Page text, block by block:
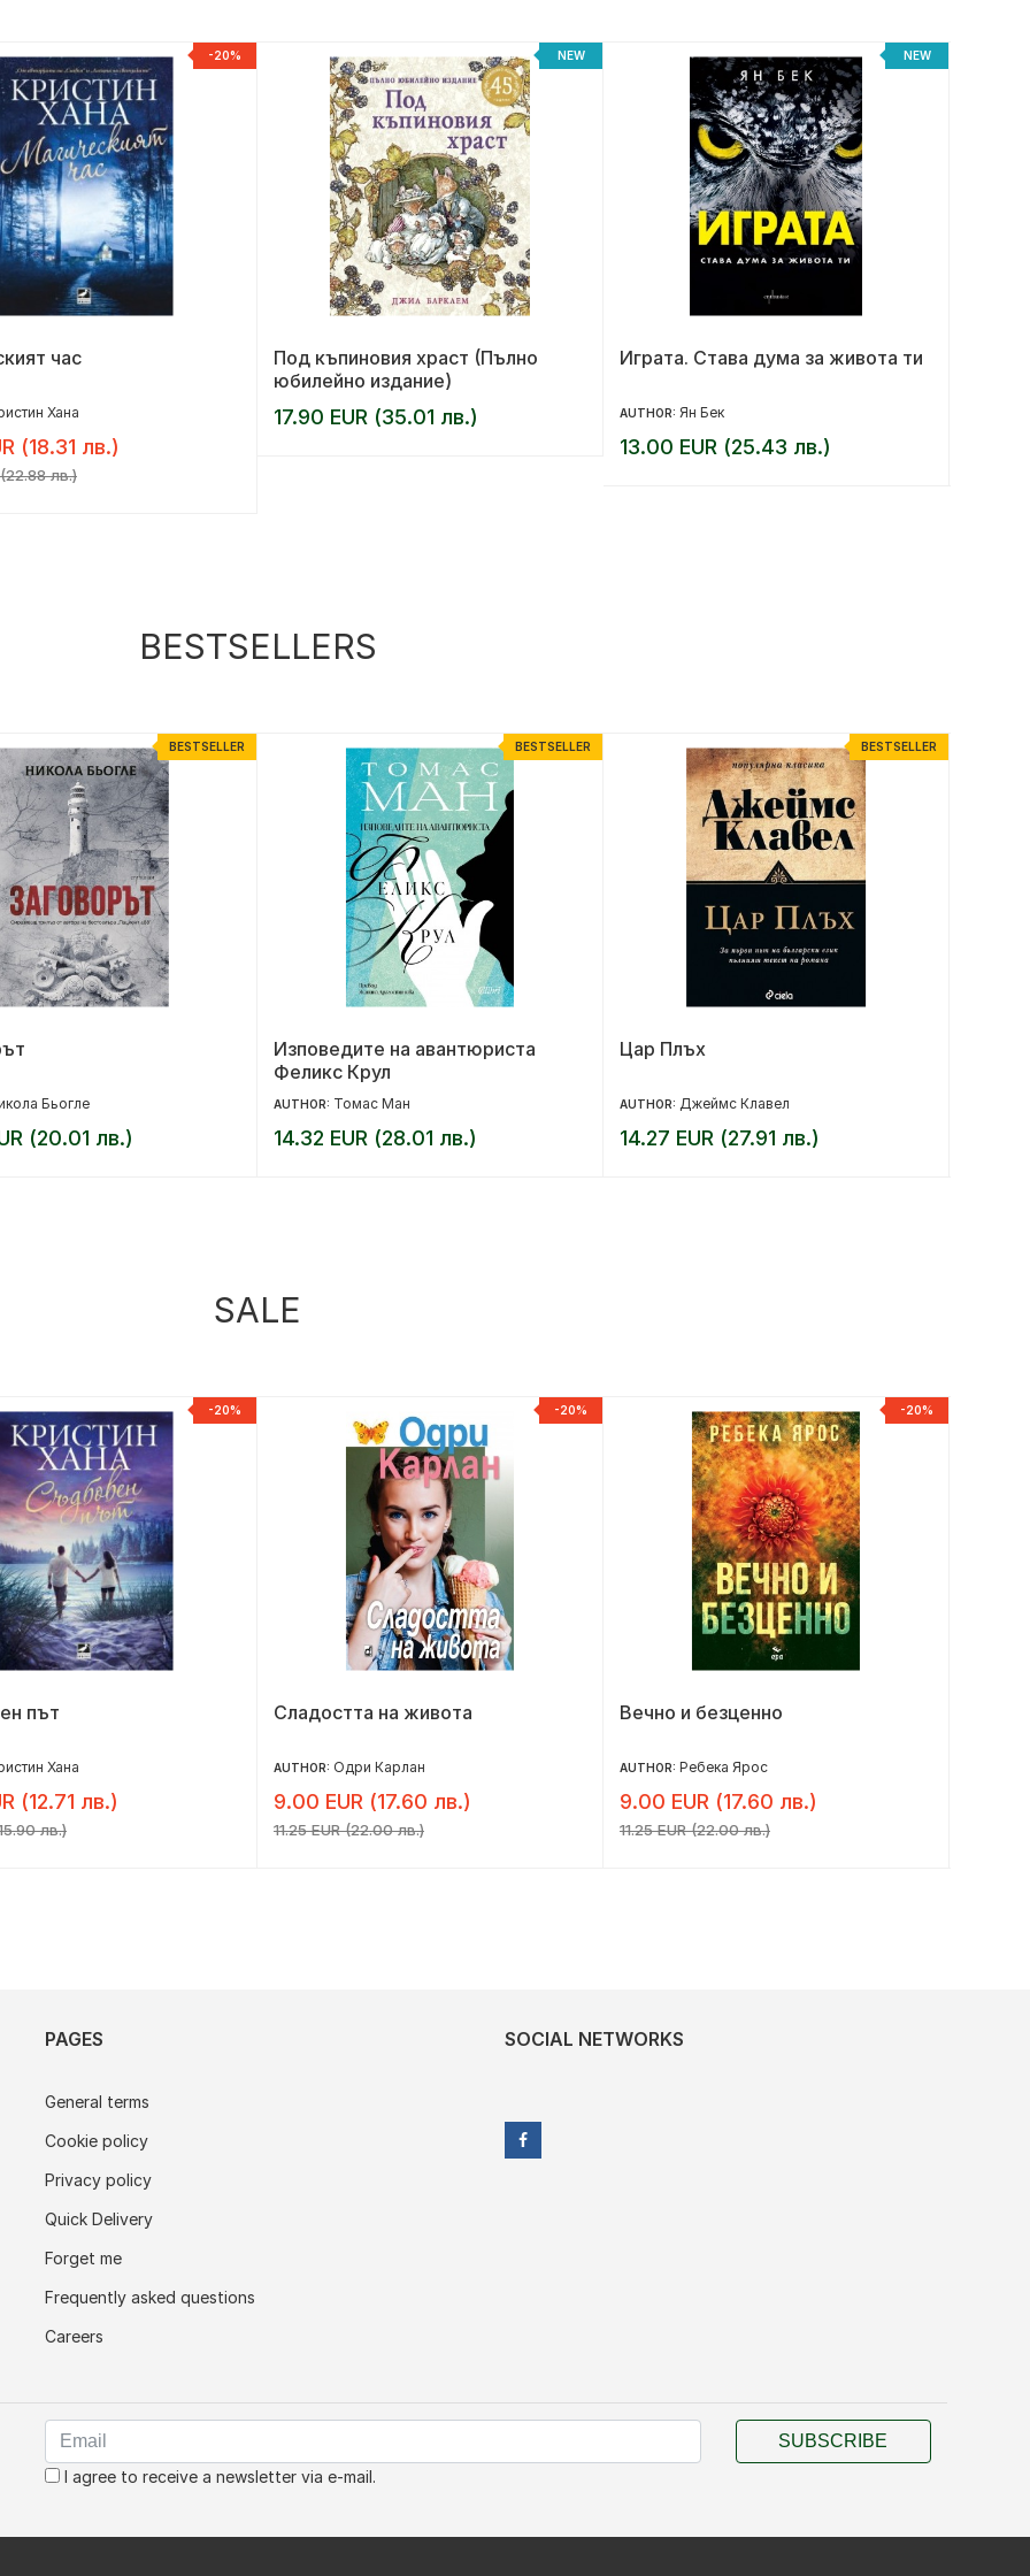
-20%
час
Хана
(18.31 лв.)
(22.88 лв.)
NEW
Под къпиновия храст (Пълно
юбилейно издание)
17.90 EUR (35.01 лв.)
NEW
Играта. Става дума за живота ти
AUTHOR: Ян Бек
13.00 EUR (25.43 лв.)
BESTSELLERS
BESTSELLER
Бьогле
(20.01 лв.)
BESTSELLER
Изповедите на авантюриста
Феликс Крул
AUTHOR: Томас Ман
14.32 EUR (28.01 лв.)
BESTSELLER
Цар Плъх
AUTHOR: Джеймс Клавел
14.27 EUR (27.91 лв.)
SALE
-20%
път
Хана
(12.71 лв.)
лв.)
-20%
Сладостта на живота
AUTHOR: Одри Карлан
9.00 EUR (17.60 лв.)
11.25 EUR (22.00 лв.)
-20%
Вечно и безценно
AUTHOR: Ребека Ярос
9.00 EUR (17.60 лв.)
11.25 EUR (22.00 лв.)
PAGES
General terms
Cookie policy
Privacy policy
Quick Delivery
Forget me
Frequently asked questions
Careers
SOCIAL NETWORKS
I agree to receive a newsletter via e-mail.
SUBSCRIBE